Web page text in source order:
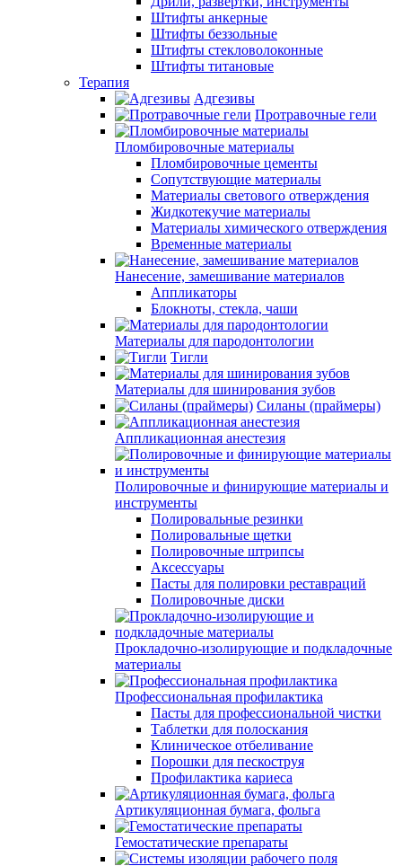
Штифты анкерные
Штифты беззольные
Штифты стекловолоконные
Штифты титановые
Терапия
Адгезивы
Протравочные гели
Пломбировочные материалы
Пломбировочные цементы
Сопутствующие материалы
Материалы светового отверждения
Жидкотекучие материалы
Материалы химического отверждения
Временные материалы
Нанесение, замешивание материалов
Аппликаторы
Блокноты, стекла, чаши
Материалы для пародонтологии
Тигли
Материалы для шинирования зубов
Силаны (праймеры)
Аппликационная анестезия
Полировочные и финирующие материалы и
инструменты
Полировальные резинки
Полировальные щетки
Полировочные штрипсы
Аксессуары
Пасты для полировки реставраций
Полировочные диски
Прокладочно-изолирующие и подкладочные
материалы
Профессиональная профилактика
Пасты для профессиональной чистки
Таблетки для полоскания
Клиническое отбеливание
Порошки для пескоструя
Профилактика кариеса
Артикуляционная бумага, фольга
Гемостатические препараты